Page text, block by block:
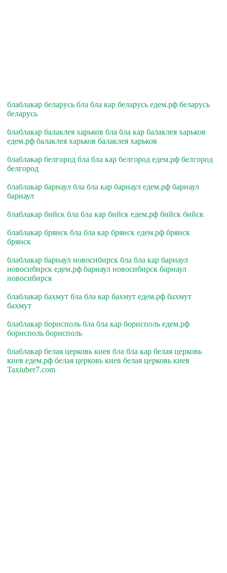
блаблакар беларусь бла бла кар беларусь едем.рф беларусь
беларусь
блаблакар балаклея харьков бла бла кар балаклея харьков
едем.рф балаклея харьков балаклея харьков
блаблакар белгород бла бла кар белгород едем.рф белгород
белгород
блаблакар барнаул бла бла кар барнаул едем.рф барнаул
барнаул
блаблакар бийск бла бла кар бийск едем.рф бийск бийск
блаблакар брянск бла бла кар брянск едем.рф брянск
брянск
блаблакар барнаул новосибирск бла бла кар барнаул
новосибирск едем.рф барнаул новосибирск барнаул
новосибирск
блаблакар бахмут бла бла кар бахмут едем.рф бахмут
бахмут
блаблакар борисполь бла бла кар борисполь едем.рф
борисполь борисполь
блаблакар белая церковь киев бла бла кар белая церковь
киев едем.рф белая церковь киев белая церковь киев
Taxiuber7.com